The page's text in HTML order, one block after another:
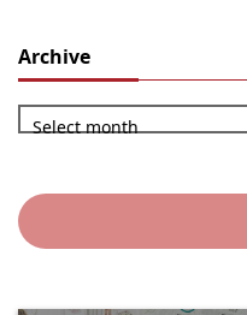
Archive
Select month